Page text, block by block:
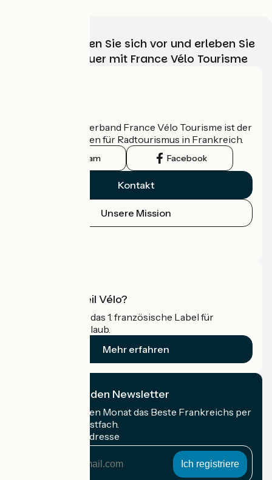
Wählen, bereiten Sie sich vor und erleben Sie
Ihr Radabenteuer mit France Vélo Tourisme
Der nationale Verband France Vélo Tourisme ist der
offizielle Leitfaden für Radtourismus in Frankreich.
Instagram Facebook
Kontakt
Unsere Mission
Was ist Accueil Vélo?
Accueil Vélo ist das 1. französische Label für
Radfahrer im Urlaub.
Mehr erfahren
Ich abonniere den Newsletter
Erhalten Sie jeden Monat das Beste Frankreichs per
Rad in Ihrem Postfach.
Meine E-Mail-Adresse